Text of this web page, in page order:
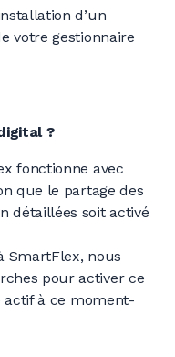
d’un
votre gestionnaire
?
fonctionne avec
que le partage des
détaillées soit activé
SmartFlex, nous
pour activer ce
actif à ce moment-